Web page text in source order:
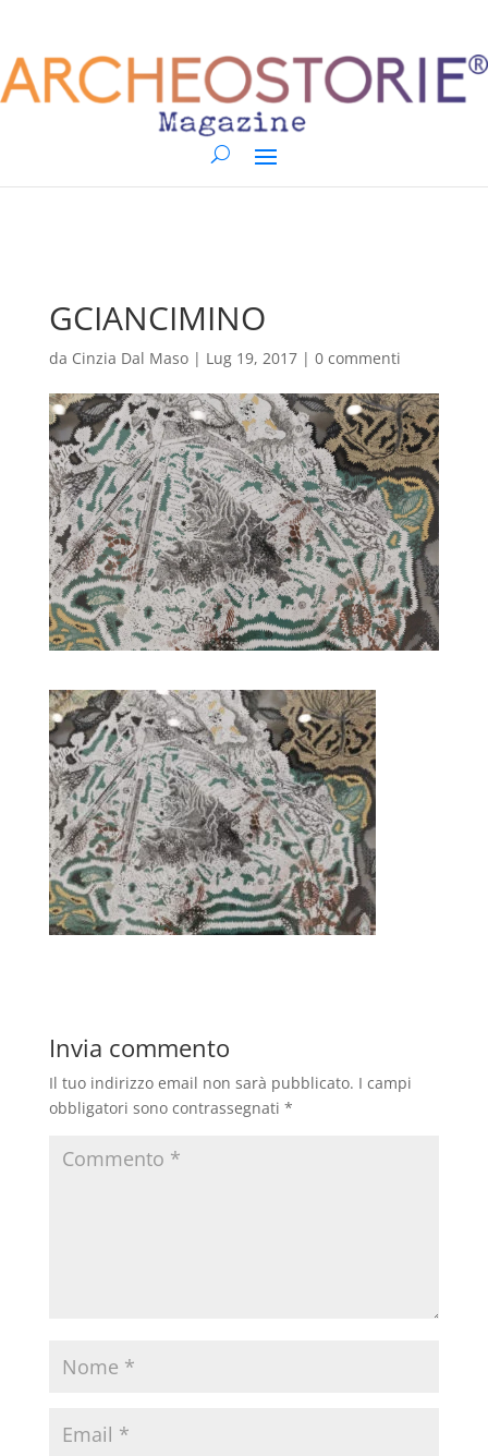
GCIANCIMINO
da Cinzia Dal Maso| Lug 19, 2017| 0 commenti
Invia commento
Il tuo indirizzo email non sarà pubblicato. I campi
obbligatori sono contrassegnati *